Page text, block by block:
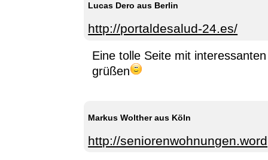
Lucas Dero aus Berlin
http://portaldesalud-24.es/
Eine tolle Seite mit
grüßen
Markus Wolther aus Köln
http://